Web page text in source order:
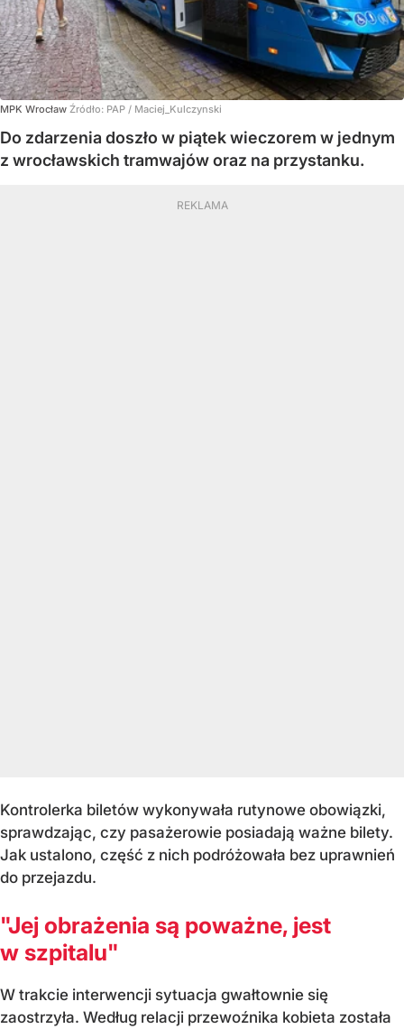
MPK Wrocław Źródło: PAP / Maciej_Kulczynski
Do zdarzenia doszło w piątek wieczorem w jednym
z wrocławskich tramwajów oraz na przystanku.
Kontrolerka biletów wykonywała rutynowe obowiązki,
sprawdzając, czy pasażerowie posiadają ważne bilety.
Jak ustalono, część z nich podróżowała bez uprawnień
do przejazdu.
"Jej obrażenia są poważne, jest
w szpitalu"
W trakcie interwencji sytuacja gwałtownie się
zaostrzyła. Według relacji przewoźnika kobieta została